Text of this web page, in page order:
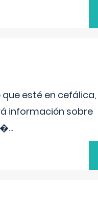
esté en cefálica,
información sobre
...